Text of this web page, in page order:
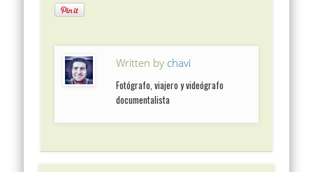
Written by chavi
Fotógrafo, viajero y videógrafo
documentalista